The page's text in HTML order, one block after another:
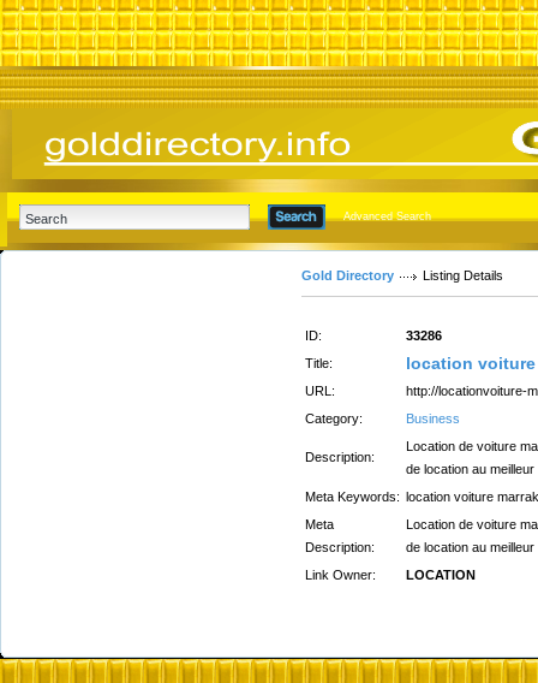
Advanced Search
Gold Directory Listing Details
ID:
33286
Title:
location voiture
URL:
http://locationvoiture-
Category:
Business
Description:
Location de voiture
de location au
Meta Keywords: location voiture
Meta
Description:
Location de voiture
de location au
Link Owner:
LOCATION